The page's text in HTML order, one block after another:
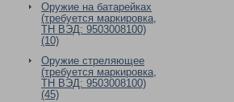
Оружие на батарейках
(требуется маркировка,
ТН ВЭД: 9503008100)
(10)
Оружие стреляющее
(требуется маркировка,
ТН ВЭД: 9503008100)
(45)